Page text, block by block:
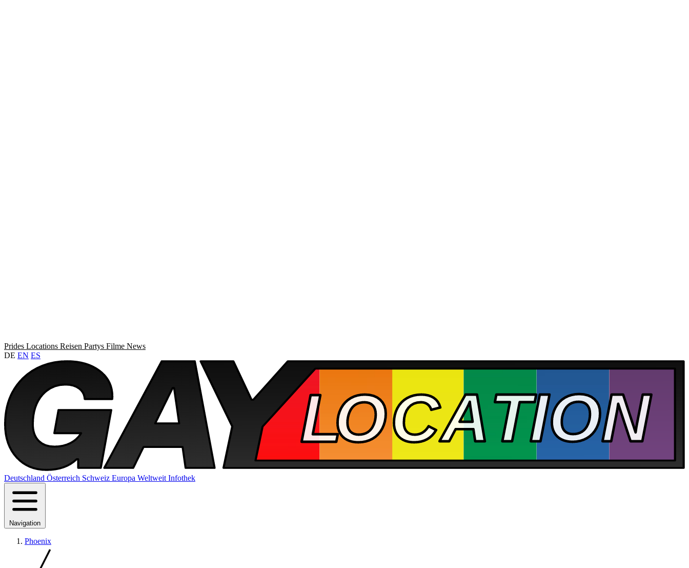
Prides Locations Reisen Partys Filme News
DE EN ES
Deutschland Österreich Schweiz Europa Weltweit Infothek
Navigation
Phoenix